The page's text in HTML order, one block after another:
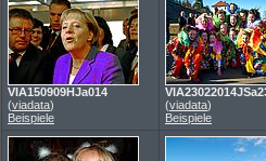
VIA150909HJa014
(viadata)
Beispiele
(viadata)
Beispiele